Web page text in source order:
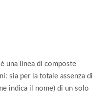
una linea di composte
sia per la totale assenza di
indica il nome) di un solo